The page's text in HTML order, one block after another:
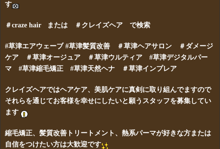
す
＃craze hair または ＃クレイズヘア で検索
#草津エアウェーブ #草津髪質改善 ＃草津ヘアサロン ＃ダメージ
ケア ＃草津オージュア ＃草津ウルティア #草津デジタルパー
マ #草津縮毛矯正 #草津天然ヘナ ＃草津インプレア
クレイズヘアではヘアケア、美肌ケアに真剣に取り組んでますので
それらを通じてお客様を幸せにしたいと願うスタッフを募集してい
ます
縮毛矯正、髪質改善トリートメント、熱系パーマが好きな方または
自信をつけたい方は大歓迎です